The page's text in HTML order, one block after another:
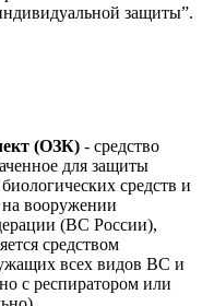
защиты”.
(ОЗК) - средство
для защиты
средств и
вооружении
(ВС России),
средством
всех видов ВС и
с респиратором или